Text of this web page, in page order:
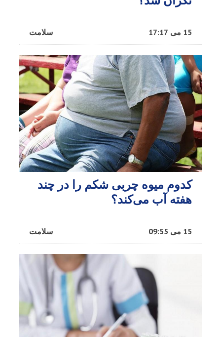
سلامت 15 می 17:17
کدوم میوه چربی شکم را در چند
هفته آب می‌کند؟
سلامت 15 می 09:55